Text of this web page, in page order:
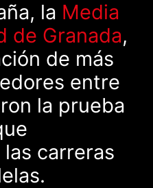
la Media
de Granada,
de más
entre
la prueba
carreras